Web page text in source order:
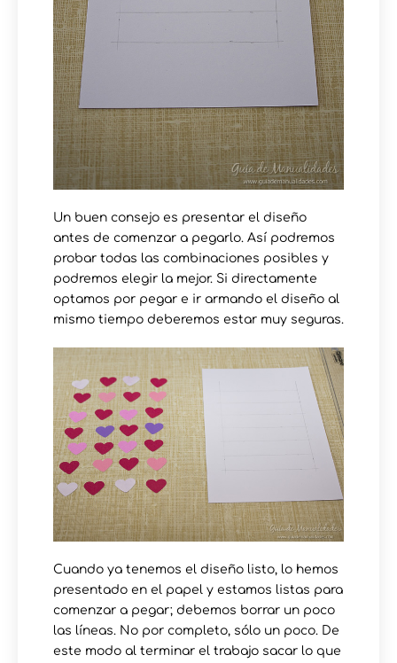
Un buen consejo es presentar el diseño
antes de comenzar a pegarlo. Así podremos
probar todas las combinaciones posibles y
podremos elegir la mejor. Si directamente
optamos por pegar e ir armando el diseño al
mismo tiempo deberemos estar muy seguras.
Cuando ya tenemos el diseño listo, lo hemos
presentado en el papel y estamos listas para
comenzar a pegar; debemos borrar un poco
las líneas. No por completo, sólo un poco. De
este modo al terminar el trabajo sacar lo que